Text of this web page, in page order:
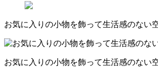
お気に入りの小物を飾って生活感のない
お気に入りの小物を飾って生活感のない